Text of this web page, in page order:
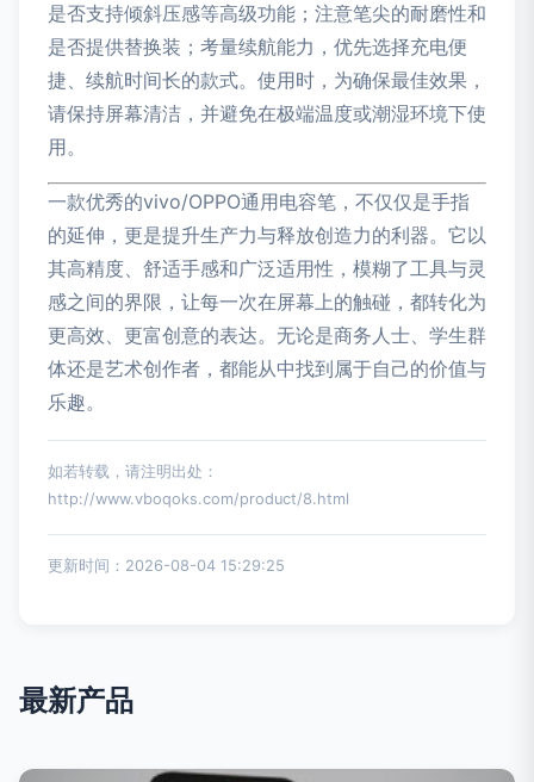
是否支持倾斜压感等高级功能；注意笔尖的耐磨性和
是否提供替换装；考量续航能力，优先选择充电便
捷、续航时间长的款式。使用时，为确保最佳效果，
请保持屏幕清洁，并避免在极端温度或潮湿环境下使
用。
一款优秀的vivo/OPPO通用电容笔，不仅仅是手指
的延伸，更是提升生产力与释放创造力的利器。它以
其高精度、舒适手感和广泛适用性，模糊了工具与灵
感之间的界限，让每一次在屏幕上的触碰，都转化为
更高效、更富创意的表达。无论是商务人士、学生群
体还是艺术创作者，都能从中找到属于自己的价值与
乐趣。
如若转载，请注明出处：
http://www.vboqoks.com/product/8.html
更新时间：2026-08-04 15:29:25
最新产品